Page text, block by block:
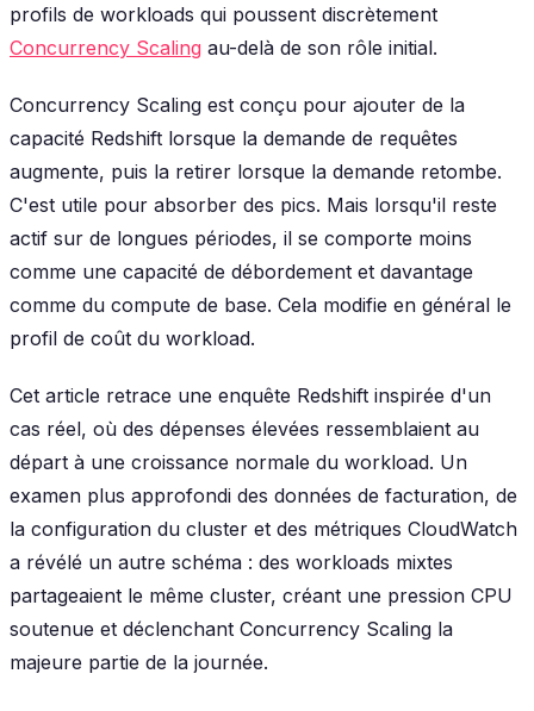
profils de workloads qui poussent discrètement
Concurrency Scaling au-delà de son rôle initial.
Concurrency Scaling est conçu pour ajouter de la
capacité Redshift lorsque la demande de requêtes
augmente, puis la retirer lorsque la demande retombe.
C'est utile pour absorber des pics. Mais lorsqu'il reste
actif sur de longues périodes, il se comporte moins
comme une capacité de débordement et davantage
comme du compute de base. Cela modifie en général le
profil de coût du workload.
Cet article retrace une enquête Redshift inspirée d'un
cas réel, où des dépenses élevées ressemblaient au
départ à une croissance normale du workload. Un
examen plus approfondi des données de facturation, de
la configuration du cluster et des métriques CloudWatch
a révélé un autre schéma : des workloads mixtes
partageaient le même cluster, créant une pression CPU
soutenue et déclenchant Concurrency Scaling la
majeure partie de la journée.